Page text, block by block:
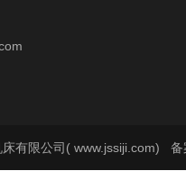
有限公司( www.jssiji.com) 备